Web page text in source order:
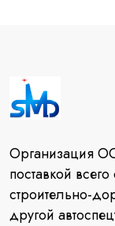
Организация
поставкой всего
строительно-
другой